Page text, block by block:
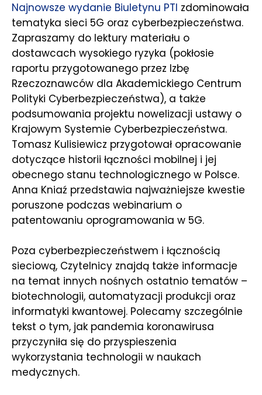
Najnowsze wydanie Biuletynu PTI zdominowała
tematyka sieci 5G oraz cyberbezpieczeństwa.
Zapraszamy do lektury materiału o
dostawcach wysokiego ryzyka (pokłosie
raportu przygotowanego przez Izbę
Rzeczoznawców dla Akademickiego Centrum
Polityki Cyberbezpieczeństwa), a także
podsumowania projektu nowelizacji ustawy o
Krajowym Systemie Cyberbezpieczeństwa.
Tomasz Kulisiewicz przygotował opracowanie
dotyczące historii łączności mobilnej i jej
obecnego stanu technologicznego w Polsce.
Anna Kniaź przedstawia najważniejsze kwestie
poruszone podczas webinarium o
patentowaniu oprogramowania w 5G.
Poza cyberbezpieczeństwem i łącznością
sieciową, Czytelnicy znajdą także informacje
na temat innych nośnych ostatnio tematów –
biotechnologii, automatyzacji produkcji oraz
informatyki kwantowej. Polecamy szczególnie
tekst o tym, jak pandemia koronawirusa
przyczyniła się do przyspieszenia
wykorzystania technologii w naukach
medycznych.